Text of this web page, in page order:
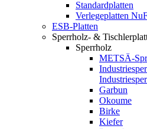
Standardplatten
Verlegeplatten
ESB-Platten
Sperrholz- &
Sperrholz
METSÄ-
Garbun
Okoume
Birke
Kiefer